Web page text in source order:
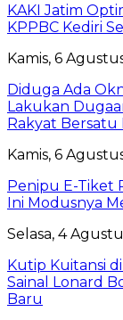
KAKI Jatim
KPPBC Kediri
Kamis, 6
Diduga Ada
Lakukan
Rakyat
Kamis, 6
Penipu E-Tiket
Ini Modusnya
Selasa, 4
Kutip Kuitansi
Sainal Lonard
Baru